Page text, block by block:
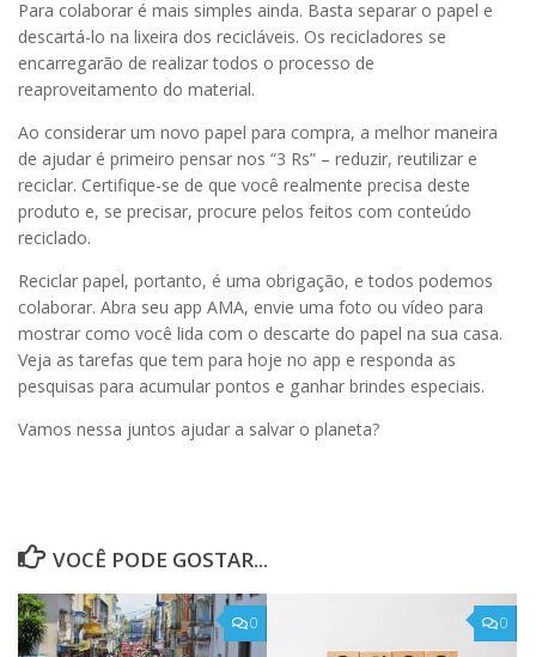
Para colaborar é mais simples ainda. Basta separar o papel e
descartá-lo na lixeira dos recicláveis. Os recicladores se
encarregarão de realizar todos o processo de
reaproveitamento do material.
Ao considerar um novo papel para compra, a melhor maneira
de ajudar é primeiro pensar nos “3 Rs” – reduzir, reutilizar e
reciclar. Certifique-se de que você realmente precisa deste
produto e, se precisar, procure pelos feitos com conteúdo
reciclado.
Reciclar papel, portanto, é uma obrigação, e todos podemos
colaborar. Abra seu app AMA, envie uma foto ou vídeo para
mostrar como você lida com o descarte do papel na sua casa.
Veja as tarefas que tem para hoje no app e responda as
pesquisas para acumular pontos e ganhar brindes especiais.
Vamos nessa juntos ajudar a salvar o planeta?
VOCÊ PODE GOSTAR...
0 0